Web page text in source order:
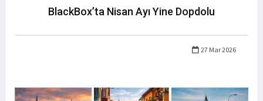
BlackBox’ta Nisan Ayı Yine Dopdolu
27 Mar 2026